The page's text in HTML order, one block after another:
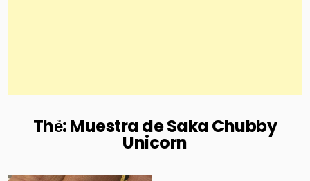
Thẻ:Muestra de Saka Chubby
Unicorn